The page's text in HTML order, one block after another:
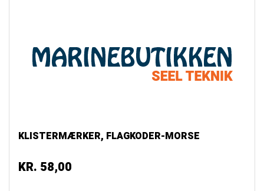
KLISTERMÆRKER, FLAGKODER-MORSE
KR. 58,00